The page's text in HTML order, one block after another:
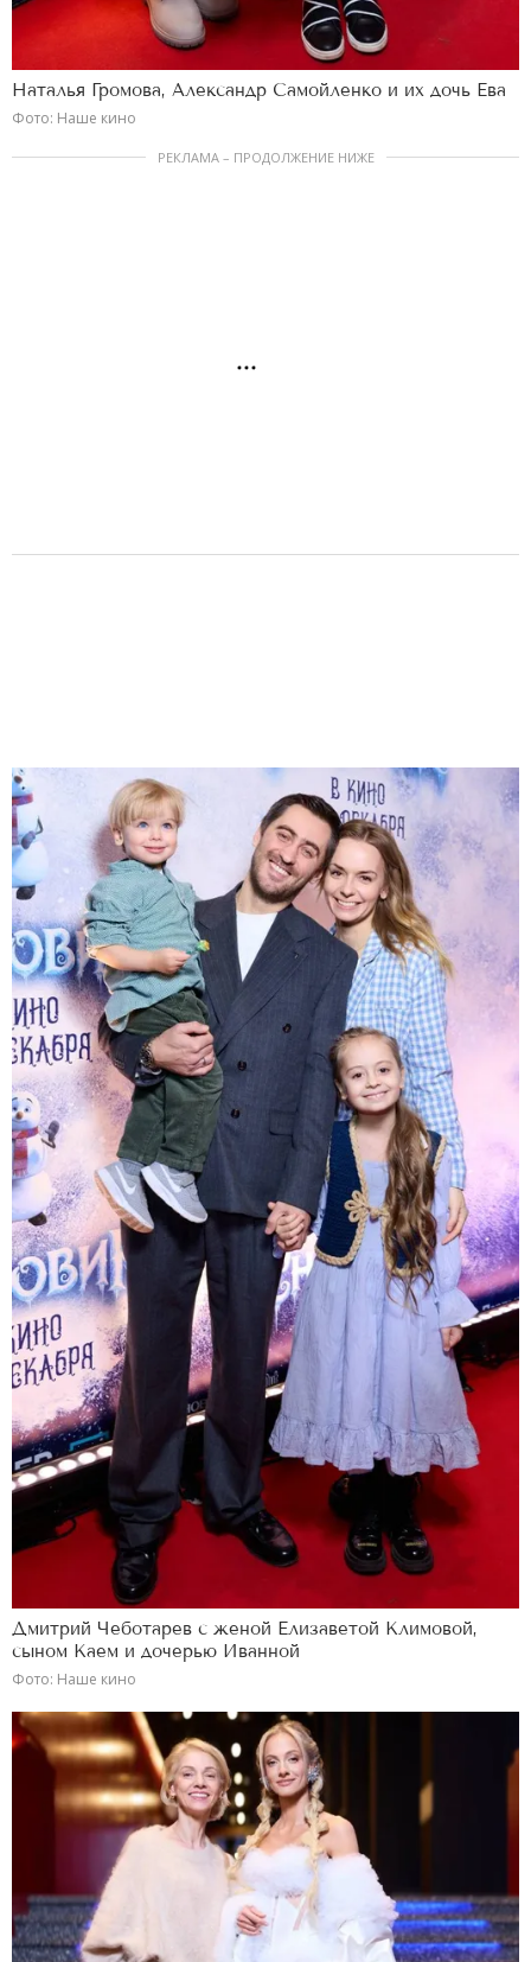
Наталья Громова, Александр Самойленко и их дочь Ева
Фото: Наше кино
РЕКЛАМА – ПРОДОЛЖЕНИЕ НИЖЕ
Дмитрий Чеботарев с женой Елизаветой Климовой,
сыном Каем и дочерью Иванной
Фото: Наше кино